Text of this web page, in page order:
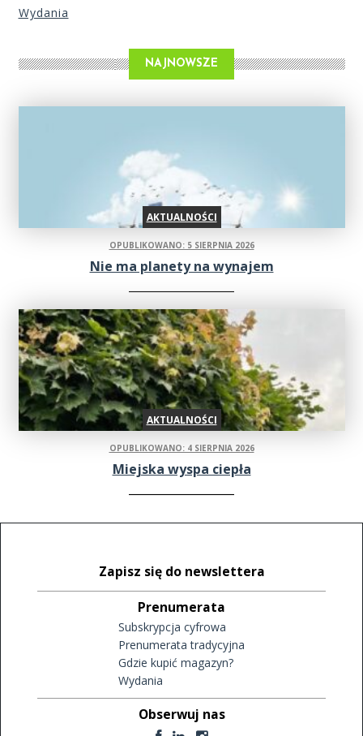
Wydania
NAJNOWSZE
AKTUALNOŚCI
OPUBLIKOWANO: 5 SIERPNIA 2026
Nie ma planety na wynajem
AKTUALNOŚCI
OPUBLIKOWANO: 4 SIERPNIA 2026
Miejska wyspa ciepła
Zapisz się do newslettera
Prenumerata
Subskrypcja cyfrowa
Prenumerata tradycyjna
Gdzie kupić magazyn?
Wydania
Obserwuj nas